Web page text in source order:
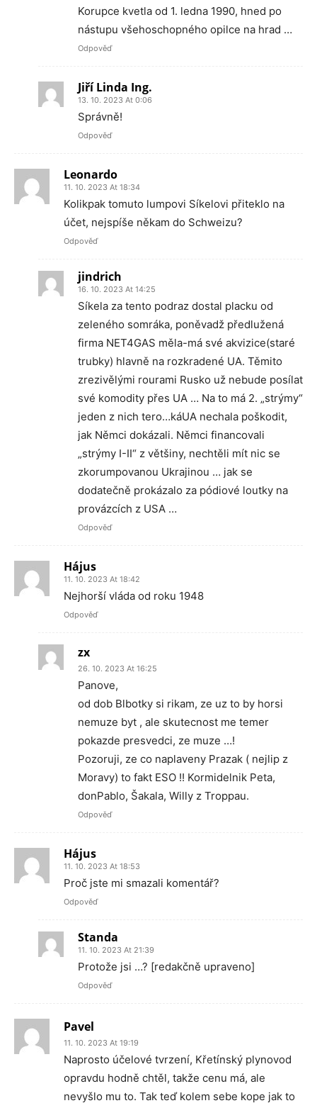
Korupce kvetla od 1. ledna 1990, hned po
nástupu všehoschopného opilce na hrad …
Odpověď
Jiří Linda Ing.
13. 10. 2023 At 0:06
Správně!
Odpověď
Leonardo
11. 10. 2023 At 18:34
Kolikpak tomuto lumpovi Síkelovi přiteklo na
účet, nejspíše někam do Schweizu?
Odpověď
jindrich
16. 10. 2023 At 14:25
Síkela za tento podraz dostal placku od
zeleného somráka, poněvadž předlužená
firma NET4GAS měla-má své akvizice(staré
trubky) hlavně na rozkradené UA. Těmito
zrezivělými rourami Rusko už nebude posílat
své komodity přes UA … Na to má 2. „strýmy“
jeden z nich tero…káUA nechala poškodit,
jak Němci dokázali. Němci financovali
„strýmy I-II“ z většiny, nechtěli mít nic se
zkorumpovanou Ukrajinou … jak se
dodatečně prokázalo za pódiové loutky na
provázcích z USA …
Odpověď
Hájus
11. 10. 2023 At 18:42
Nejhorší vláda od roku 1948
Odpověď
zx
26. 10. 2023 At 16:25
Panove,
od dob Blbotky si rikam, ze uz to by horsi
nemuze byt , ale skutecnost me temer
pokazde presvedci, ze muze …!
Pozoruji, ze co naplaveny Prazak ( nejlip z
Moravy) to fakt ESO !! Kormidelnik Peta,
donPablo, Šakala, Willy z Troppau.
Odpověď
Hájus
11. 10. 2023 At 18:53
Proč jste mi smazali komentář?
Odpověď
Standa
11. 10. 2023 At 21:39
Protože jsi …? [redakčně upraveno]
Odpověď
Pavel
11. 10. 2023 At 19:19
Naprosto účelové tvrzení, Křetínský plynovod
opravdu hodně chtěl, takže cenu má, ale
nevyšlo mu to. Tak teď kolem sebe kope jak to